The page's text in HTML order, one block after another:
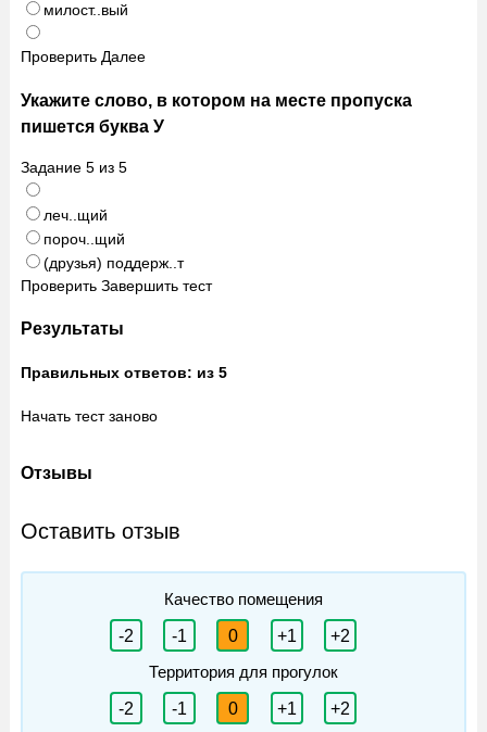
милост..вый
Проверить Далее
Укажите слово, в котором на месте пропуска
пишется буква У
Задание 5из 5
леч..щий
пороч..щий
(друзья) поддерж..т
Проверить Завершить тест
Результаты
Правильных ответов: из 5
Начать тест заново
Отзывы
Оставить отзыв
Качество помещения
-2
-1 0 +1
+2
Территория для прогулок
-2
-1 0 +1
+2